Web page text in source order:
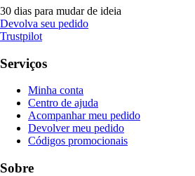
30 dias para mudar de ideia
Devolva seu pedido
Trustpilot
Serviços
Minha conta
Centro de ajuda
Acompanhar meu pedido
Devolver meu pedido
Códigos promocionais
Sobre